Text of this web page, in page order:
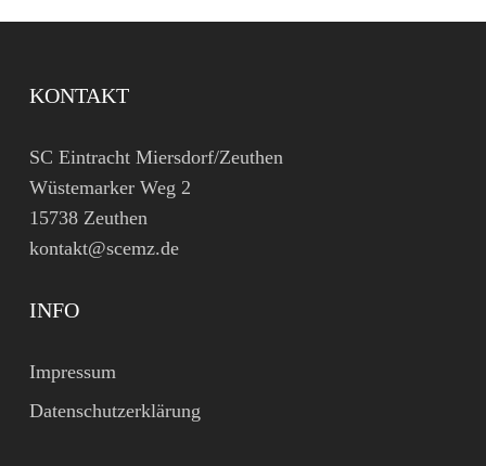
KONTAKT
SC Eintracht Miersdorf/Zeuthen
Wüstemarker Weg 2
15738 Zeuthen
kontakt@scemz.de
INFO
Impressum
Datenschutzerklärung